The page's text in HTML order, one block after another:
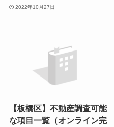
2022年10月27日
【板橋区】不動産調査可能
な項目一覧（オンライン完